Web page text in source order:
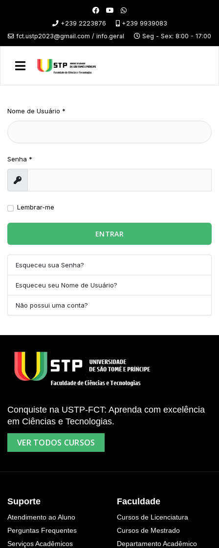
+239 2223876
+239 9939083
fct.ustp2023@gmail.com / info.geral
Seg - Sex: 8:00 - 17:00
Nome de Usuário *
Senha *
Exibir
Lembrar-me
ENTRAR
Esqueceu sua Senha?
Esqueceu seu Nome de Usuário?
Não possui uma conta?
Conquiste na USTP-FCT: Aprenda com excelência
em Ciências e Tecnologias.
VER TODOS CURSOS
Suporte
Atendimento ao Aluno
Perguntas Frequentes
Serviços Acadêmicos
Faculdade
Cursos de Licenciatura
Cursos de Mestrado
Departamento Acadêmico